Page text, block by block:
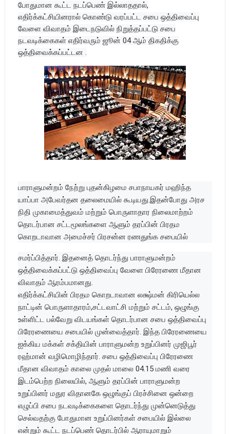
போதுமான கூட்ட நடப்பெண் இல்லாததால்,
எதிர்க்கட்சியினரால் கொண்டு வரப்பட்ட சபை ஒத்திவைப்பு
வேளை விவாதம் இடைநடுவில் நிறுத்தப்பட்டு சபை
நடவடிக்கைகள் எதிர்வரும் ஜூன் 04 ஆம் திகதிக்கு
ஒத்திவைக்கப்பட்டன .
பாராளுமன்றம் நேற்று புதன்கிழமை சபாநாயகர் மஹிந்த
யாப்பா அபேவர்தன தலைமையில் கூடியது.இதன்போது அரச
நிதி முகாமைத்துவம் மற்றும் பொருளாதார நிலைமாற்றம்
தொடர்பான சட்டமூலங்களை ஆளும் தரப்பின் பிரதம
கொறடாவான அமைச்சர் பிரசன்ன ரணதுங்க சபையில்
சமர்ப்பித்தார். இதனைத் தொடர்ந்து பாராளுமன்றம்
ஒத்திவைக்கப்பட்டு ஒத்திவைப்பு வேளை பிரேரணை மீதான
விவாதம் ஆரம்பமானது.
எதிர்க்கட்சியின் பிரதம கொறடாவான லக்ஷ்மன் கிரியெல்ல
நாட்டின் பொருளாதாரம்,சட்டவாட்சி மற்றும் சட்டம், ஒழுங்கு
உள்ளிட்ட பல்வேறு விடயங்கள் தொடர்பான சபை ஒத்திவைப்பு
பிரேரணையை சபையில் முன்வைத்தார். இந்த பிரேரணையை
ஐக்கிய மக்கள் சக்தியின் பாராளுமன்ற உறுப்பினர் முஜிபூர்
ரஹ்மான் வழிமொழிந்தார். சபை ஒத்திவைப்பு பிரேரணை
மீதான விவாதம் காலை முதல் மாலை 04.15 மணி வரை
இடம்பெற்ற நிலையில், ஆளும் தரப்பின் பாராளுமன்ற
உறுப்பினர் மதுர விதானகே ஒழுங்குப் பிரச்சினை ஒன்றை
எழுப்பி சபை நடவடிக்கைகளை தொடர்ந்து முன்னெடுத்து
செல்வதற்கு போதுமான உறுப்பினர்கள் சபையில் இல்லை
என்றும் கூட்ட நடப்பெண் தொடர்பில் ஆராயுமாறும்